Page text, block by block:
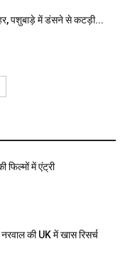
पशुबाड़े में डंसने से कटड़ी...
फिल्मों में एंट्री
की UK में खास रिसर्च